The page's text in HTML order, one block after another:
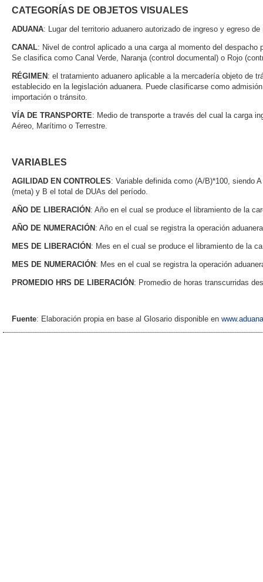
CATEGORÍAS DE OBJETOS VISUALES
ADUANA: Lugar del territorio aduanero autorizado de ingreso y egreso
CANAL: Nivel de control aplicado a una carga al momento del despacho
Se clasifica como Canal Verde, Naranja (control documental) o Rojo
RÉGIMEN : el tratamiento aduanero aplicable a la mercadería objeto de
establecido en la legislación aduanera. Puede clasificarse como
importación o tránsito.
VÍA DE TRANSPORTE: Medio de transporte a través del cual la carga
Aéreo, Marítimo o Terrestre.
VARIABLES
AGILIDAD EN CONTROLES: Variable definida como (A/B)*100, siendo
(meta) y B el total de DUAs del período.
AÑO DE LIBERACIÓN : Año en el cual se produce el libramiento de la
AÑO DE NUMERACIÓN : Año en el cual se registra la operación
MES DE LIBERACIÓN : Mes en el cual se produce el libramiento de la
MES DE NUMERACIÓN : Mes en el cual se registra la operación
PROMEDIO HRS DE LIBERACIÓN : Promedio de horas transcurridas
Fuente: Elaboración propia en base al Glosario disponible en